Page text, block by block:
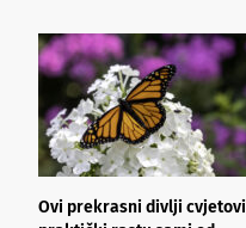
Ovi prekrasni divlji cvjetovi